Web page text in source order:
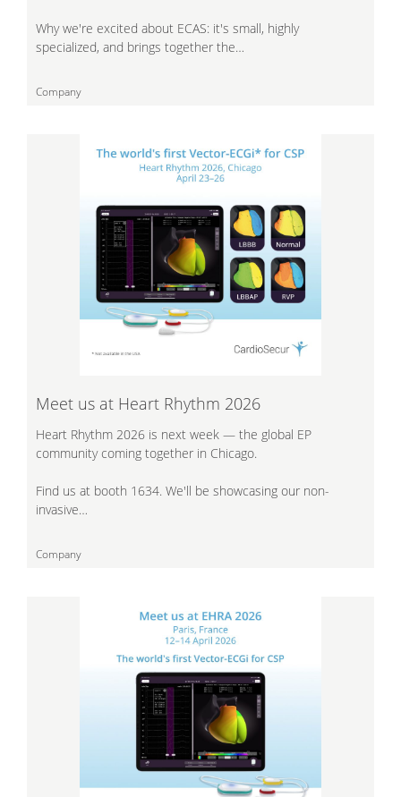
Why we're excited about ECAS: it's small, highly
specialized, and brings together the…
Company
Meet us at Heart Rhythm 2026
Heart Rhythm 2026 is next week — the global EP
community coming together in Chicago.
Find us at booth 1634. We'll be showcasing our non-
invasive…
Company